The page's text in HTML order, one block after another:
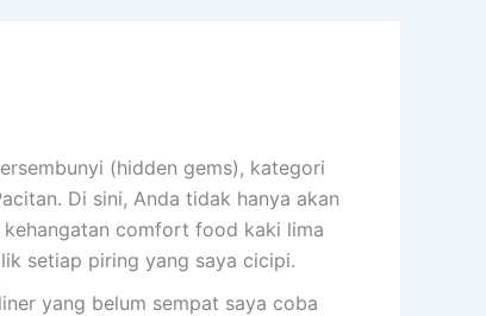
(hidden gems), kategori
Di sini, Anda tidak hanya akan
comfort food kaki lima
setiap piring yang saya cicipi.
yang belum sempat saya coba